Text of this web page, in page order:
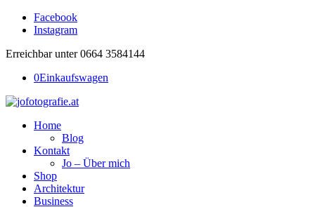
Facebook
Instagram
Erreichbar unter 0664 3584144
0Einkaufswagen
Home
Blog
Kontakt
Jo – Über mich
Shop
Architektur
Business